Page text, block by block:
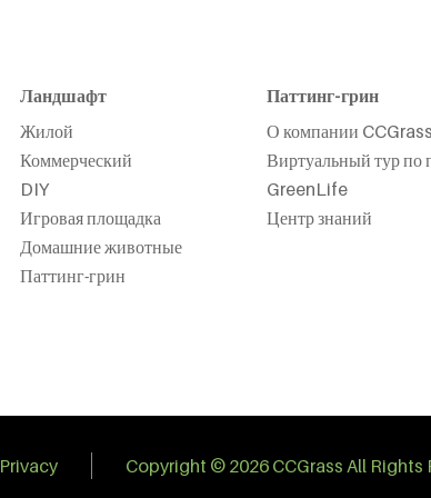
Ландшафт
Жилой
Коммерческий
DIY
Игровая площадка
Домашние животные
Паттинг-грин
Паттинг-грин
О компании
Виртуальный тур по
GreenLife
Центр знаний
Privacy Copyright © 2026 CCGrass All Rights